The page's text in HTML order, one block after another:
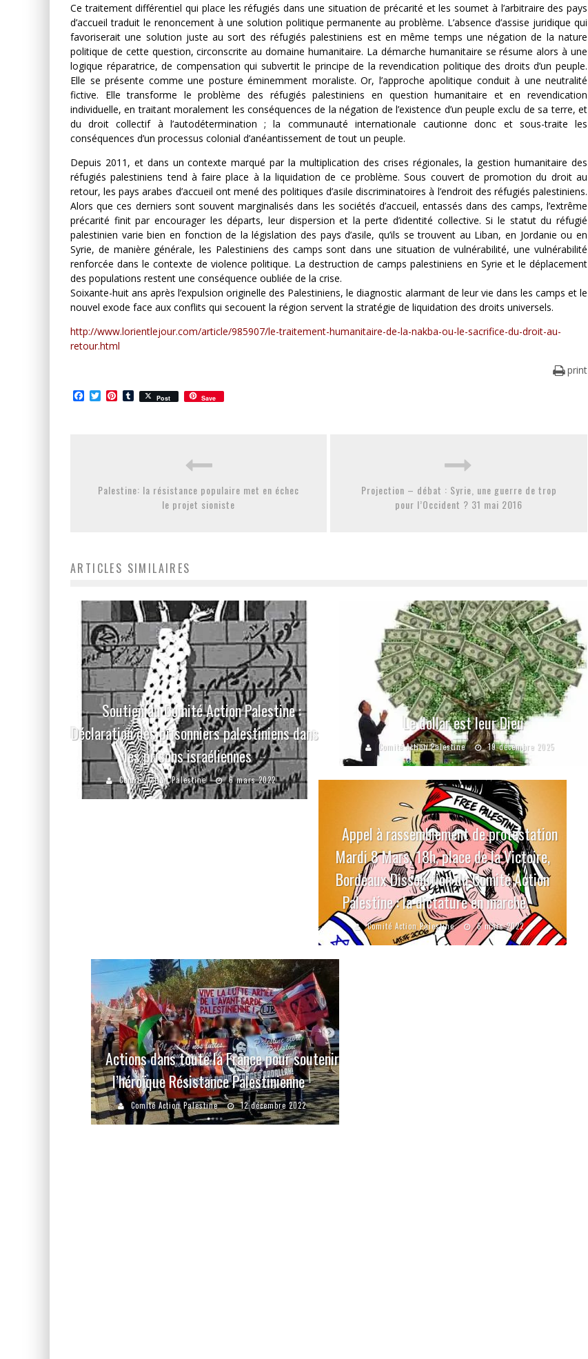
Ce traitement différentiel qui place les réfugiés dans une situation de précarité et les soumet à l’arbitraire des pays
d’accueil traduit le renoncement à une solution politique permanente au problème. L’absence d’assise juridique qui
favoriserait une solution juste au sort des réfugiés palestiniens est en même temps une négation de la nature
politique de cette question, circonscrite au domaine humanitaire. La démarche humanitaire se résume alors à une
logique réparatrice, de compensation qui subvertit le principe de la revendication politique des droits d’un peuple.
Elle se présente comme une posture éminemment moraliste. Or, l’approche apolitique conduit à une neutralité
fictive. Elle transforme le problème des réfugiés palestiniens en question humanitaire et en revendication
individuelle, en traitant moralement les conséquences de la négation de l’existence d’un peuple exclu de sa terre, et
du droit collectif à l’autodétermination ; la communauté internationale cautionne donc et sous-traite les
conséquences d’un processus colonial d’anéantissement de tout un peuple.
Depuis 2011, et dans un contexte marqué par la multiplication des crises régionales, la gestion humanitaire des
réfugiés palestiniens tend à faire place à la liquidation de ce problème. Sous couvert de promotion du droit au
retour, les pays arabes d’accueil ont mené des politiques d’asile discriminatoires à l’endroit des réfugiés palestiniens.
Alors que ces derniers sont souvent marginalisés dans les sociétés d’accueil, entassés dans des camps, l’extrême
précarité finit par encourager les départs, leur dispersion et la perte d’identité collective. Si le statut du réfugié
palestinien varie bien en fonction de la législation des pays d’asile, qu’ils se trouvent au Liban, en Jordanie ou en
Syrie, de manière générale, les Palestiniens des camps sont dans une situation de vulnérabilité, une vulnérabilité
renforcée dans le contexte de violence politique. La destruction de camps palestiniens en Syrie et le déplacement
des populations restent une conséquence oubliée de la crise.
Soixante-huit ans après l’expulsion originelle des Palestiniens, le diagnostic alarmant de leur vie dans les camps et le
nouvel exode face aux conflits qui secouent la région servent la stratégie de liquidation des droits universels.
http://www.lorientlejour.com/article/985907/le-traitement-humanitaire-de-la-nakba-ou-le-sacrifice-du-droit-au-
retour.html
print
Facebook
TwitterPinterest
Tumblr
Post Save
Palestine: la résistance populaire met en échec
le projet sioniste
Projection – débat : Syrie, une guerre de trop
pour l’Occident ? 31 mai 2016
ARTICLES SIMILAIRES
Soutien au Comité Action Palestine :
Déclaration des prisonniers palestiniens dans
les prisons israéliennes
Comité Action Palestine 6 mars 2022
Le dollar est leur Dieu
Comité Action Palestine 19 décembre 2025
Appel à rassemblement de protestation
Mardi 8 Mars, 18h, place de la Victoire,
Bordeaux Dissolution du Comité Action
Palestine : la dictature en marche.
Comité Action Palestine 6 mars 2022
Actions dans toute la France pour soutenir
l’héroïque Résistance Palestinienne
Comité Action Palestine 12 décembre 2022